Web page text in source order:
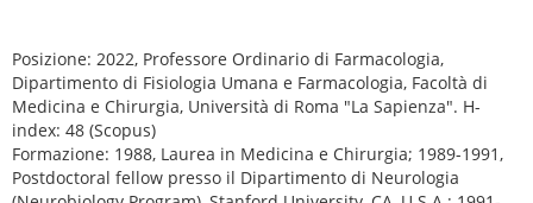
Posizione: 2022, Professore Ordinario di Farmacologia,
Dipartimento di Fisiologia Umana e Farmacologia, Facoltà di
Medicina e Chirurgia, Università di Roma "La Sapienza". H-
index: 48 (Scopus)
Formazione: 1988, Laurea in Medicina e Chirurgia; 1989-1991,
Postdoctoral fellow presso il Dipartimento di Neurologia